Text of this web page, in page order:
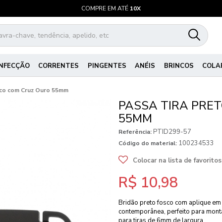
COMPRE EM ATÉ 10X
CORRENTES PINGENTES ANÉIS BRINCOS
com Cruz Ouro 55mm
PASSA TIRA
55MM
Referência: PTID299-57
Código do material: 100234533
Colocar na lista de favoritos
R$ 10,98
Bridão preto fosco com aplique
contemporânea, perfeito para